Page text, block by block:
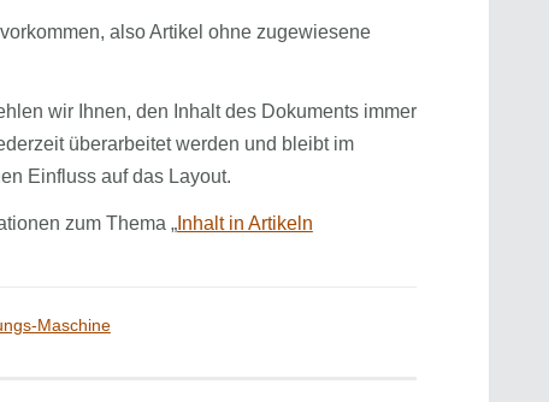
also Artikel ohne zugewiesene
wir Ihnen, den Inhalt des Dokuments immer
überarbeitet werden und bleibt im
Einfluss auf das Layout.
zum Thema „Inhalt in Artikeln
Maschine